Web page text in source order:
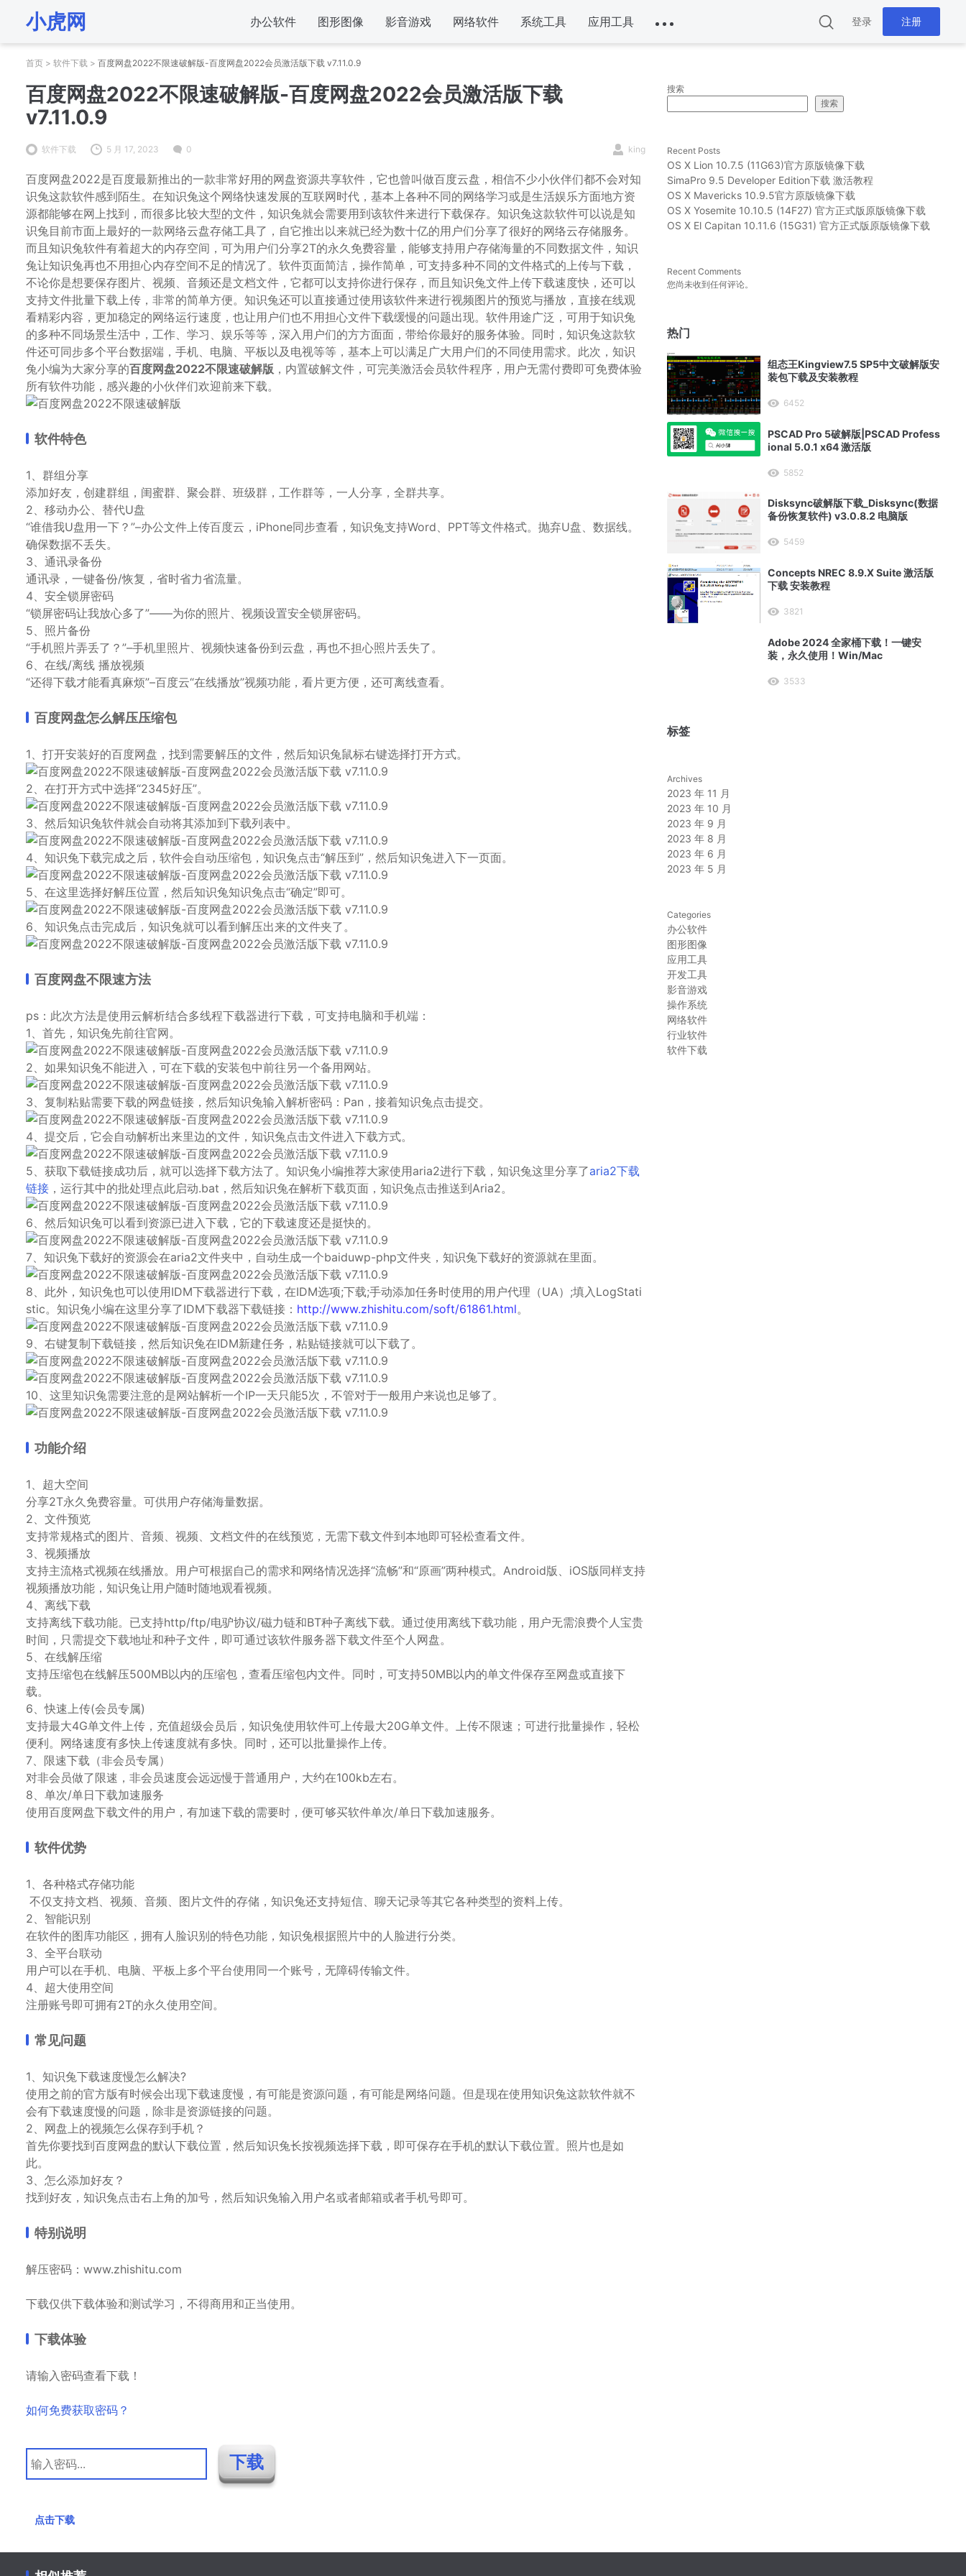
小虎网 办公软件 图形图像 影音游戏 网络软件 系统工具 应用工具 登录 注册
首页 > 软件下载 > 百度网盘2022不限速破解版-百度网盘2022会员激活版下载 v7.11.0.9
百度网盘2022不限速破解版-百度网盘2022会员激活版下载
v7.11.0.9
软件下载 5 月 17, 2023 0 king
百度网盘2022是百度最新推出的一款非常好用的网盘资源共享软件，它也曾叫做百度云盘，相信不少小伙伴们都不会对知
识兔这款软件感到陌生。在知识兔这个网络快速发展的互联网时代，基本上各种不同的网络学习或是生活娱乐方面地方资
源都能够在网上找到，而很多比较大型的文件，知识兔就会需要用到该软件来进行下载保存。知识兔这款软件可以说是知
识兔目前市面上最好的一款网络云盘存储工具了，自它推出以来就已经为数十亿的用户们分享了很好的网络云存储服务。
而且知识兔软件有着超大的内存空间，可为用户们分享2T的永久免费容量，能够支持用户存储海量的不同数据文件，知识
兔让知识兔再也不用担心内存空间不足的情况了。软件页面简洁，操作简单，可支持多种不同的文件格式的上传与下载，
不论你是想要保存图片、视频、音频还是文档文件，它都可以支持你进行保存，而且知识兔文件上传下载速度快，还可以
支持文件批量下载上传，非常的简单方便。知识兔还可以直接通过使用该软件来进行视频图片的预览与播放，直接在线观
看精彩内容，更加稳定的网络运行速度，也让用户们也不用担心文件下载缓慢的问题出现。软件用途广泛，可用于知识兔
的多种不同场景生活中，工作、学习、娱乐等等，深入用户们的方方面面，带给你最好的服务体验。同时，知识兔这款软
件还可同步多个平台数据端，手机、电脑、平板以及电视等等，基本上可以满足广大用户们的不同使用需求。此次，知识
兔小编为大家分享的百度网盘2022不限速破解版 ，内置破解文件，可完美激活会员软件程序，用户无需付费即可免费体验
所有软件功能，感兴趣的小伙伴们欢迎前来下载。
软件特色
1、群组分享
添加好友，创建群组，闺蜜群、聚会群、班级群，工作群等，一人分享，全群共享。
2、移动办公、替代U盘
“谁借我U盘用一下？”–办公文件上传百度云，iPhone同步查看，知识兔支持Word、PPT等文件格式。抛弃U盘、数据线。
确保数据不丢失。
3、通讯录备份
通讯录，一键备份/恢复，省时省力省流量。
4、安全锁屏密码
“锁屏密码让我放心多了”——为你的照片、视频设置安全锁屏密码。
5、照片备份
“手机照片弄丢了？”–手机里照片、视频快速备份到云盘，再也不担心照片丢失了。
6、在线/离线 播放视频
“还得下载才能看真麻烦”–百度云“在线播放”视频功能，看片更方便，还可离线查看。
百度网盘怎么解压压缩包
1、打开安装好的百度网盘，找到需要解压的文件，然后知识兔鼠标右键选择打开方式。
2、在打开方式中选择“2345好压”。
3、然后知识兔软件就会自动将其添加到下载列表中。
4、知识兔下载完成之后，软件会自动压缩包，知识兔点击“解压到”，然后知识兔进入下一页面。
5、在这里选择好解压位置，然后知识兔知识兔点击“确定”即可。
6、知识兔点击完成后，知识兔就可以看到解压出来的文件夹了。
百度网盘不限速方法
ps：此次方法是使用云解析结合多线程下载器进行下载，可支持电脑和手机端：
1、首先，知识兔先前往官网。
2、如果知识兔不能进入，可在下载的安装包中前往另一个备用网站。
3、复制粘贴需要下载的网盘链接，然后知识兔输入解析密码：Pan，接着知识兔点击提交。
4、提交后，它会自动解析出来里边的文件，知识兔点击文件进入下载方式。
5、获取下载链接成功后，就可以选择下载方法了。知识兔小编推荐大家使用aria2进行下载，知识兔这里分享了aria2下载
链接 ，运行其中的批处理点此启动.bat，然后知识兔在解析下载页面，知识兔点击推送到Aria2。
6、然后知识兔可以看到资源已进入下载，它的下载速度还是挺快的。
7、知识兔下载好的资源会在aria2文件夹中，自动生成一个baiduwp-php文件夹，知识兔下载好的资源就在里面。
8、此外，知识兔也可以使用IDM下载器进行下载，在IDM选项;下载;手动添加任务时使用的用户代理（UA）;填入LogStati
stic。知识兔小编在这里分享了IDM下载器下载链接： http://www.zhishitu.com/soft/61861.html。
9、右键复制下载链接，然后知识兔在IDM新建任务，粘贴链接就可以下载了。
10、这里知识兔需要注意的是网站解析一个IP一天只能5次，不管对于一般用户来说也足够了。
功能介绍
1、超大空间
分享2T永久免费容量。可供用户存储海量数据。
2、文件预览
支持常规格式的图片、音频、视频、文档文件的在线预览，无需下载文件到本地即可轻松查看文件。
3、视频播放
支持主流格式视频在线播放。用户可根据自己的需求和网络情况选择“流畅”和“原画”两种模式。Android版、iOS版同样支持
视频播放功能，知识兔让用户随时随地观看视频。
4、离线下载
支持离线下载功能。已支持http/ftp/电驴协议/磁力链和BT种子离线下载。通过使用离线下载功能，用户无需浪费个人宝贵
时间，只需提交下载地址和种子文件，即可通过该软件服务器下载文件至个人网盘。
5、在线解压缩
支持压缩包在线解压500MB以内的压缩包，查看压缩包内文件。同时，可支持50MB以内的单文件保存至网盘或直接下
载。
6、快速上传(会员专属)
支持最大4G单文件上传，充值超级会员后，知识兔使用软件可上传最大20G单文件。上传不限速；可进行批量操作，轻松
便利。网络速度有多快上传速度就有多快。同时，还可以批量操作上传。
7、限速下载（非会员专属）
对非会员做了限速，非会员速度会远远慢于普通用户，大约在100kb左右。
8、单次/单日下载加速服务
使用百度网盘下载文件的用户，有加速下载的需要时，便可够买软件单次/单日下载加速服务。
软件优势
1、各种格式存储功能
不仅支持文档、视频、音频、图片文件的存储，知识兔还支持短信、聊天记录等其它各种类型的资料上传。
2、智能识别
在软件的图库功能区，拥有人脸识别的特色功能，知识兔根据照片中的人脸进行分类。
3、全平台联动
用户可以在手机、电脑、平板上多个平台使用同一个账号，无障碍传输文件。
4、超大使用空间
注册账号即可拥有2T的永久使用空间。
常见问题
1、知识兔下载速度慢怎么解决?
使用之前的官方版有时候会出现下载速度慢，有可能是资源问题，有可能是网络问题。但是现在使用知识兔这款软件就不
会有下载速度慢的问题，除非是资源链接的问题。
2、网盘上的视频怎么保存到手机？
首先你要找到百度网盘的默认下载位置，然后知识兔长按视频选择下载，即可保存在手机的默认下载位置。照片也是如
此。
3、怎么添加好友？
找到好友，知识兔点击右上角的加号，然后知识兔输入用户名或者邮箱或者手机号即可。
特别说明
解压密码：www.zhishitu.com
下载仅供下载体验和测试学习，不得商用和正当使用。
下载体验
请输入密码查看下载！
如何免费获取密码？
点击下载
搜索
搜索
Recent Posts
OS X Lion 10.7.5 (11G63)官方原版镜像下载
SimaPro 9.5 Developer Edition下载 激活教程
OS X Mavericks 10.9.5官方原版镜像下载
OS X Yosemite 10.10.5 (14F27) 官方正式版原版镜像下载
OS X El Capitan 10.11.6 (15G31) 官方正式版原版镜像下载
Recent Comments
您尚未收到任何评论。
热门
组态王Kingview7.5 SP5中文破解版安
装包下载及安装教程
6452
PSCAD Pro 5破解版|PSCAD Profess
ional 5.0.1 x64 激活版
5852
Disksync破解版下载_Disksync(数据
备份恢复软件) v3.0.8.2 电脑版
5459
Concepts NREC 8.9.X Suite 激活版
下载 安装教程
3821
Adobe 2024 全家桶下载！一键安
装，永久使用！Win/Mac
3533
标签
Archives
2023 年 11 月
2023 年 10 月
2023 年 9 月
2023 年 8 月
2023 年 6 月
2023 年 5 月
Categories
办公软件
图形图像
应用工具
开发工具
影音游戏
操作系统
网络软件
行业软件
软件下载